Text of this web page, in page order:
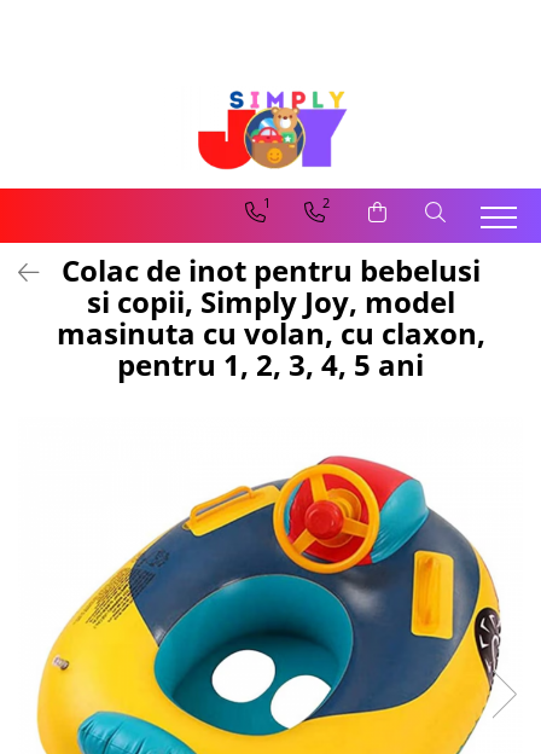
Frumusete, bijuterii, accesorii
Jucarii educative, interactive
Puzzle si seturi de construit
Stickere, Abtibilduri, Autocolante
1 2
Colac de inot pentru bebelusi
si copii, Simply Joy, model
masinuta cu volan, cu claxon,
pentru 1, 2, 3, 4, 5 ani